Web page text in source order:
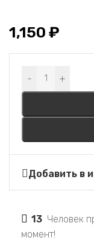
1,150 ₽
- +
Alternative:
Добавить в
13 Человек
момент!